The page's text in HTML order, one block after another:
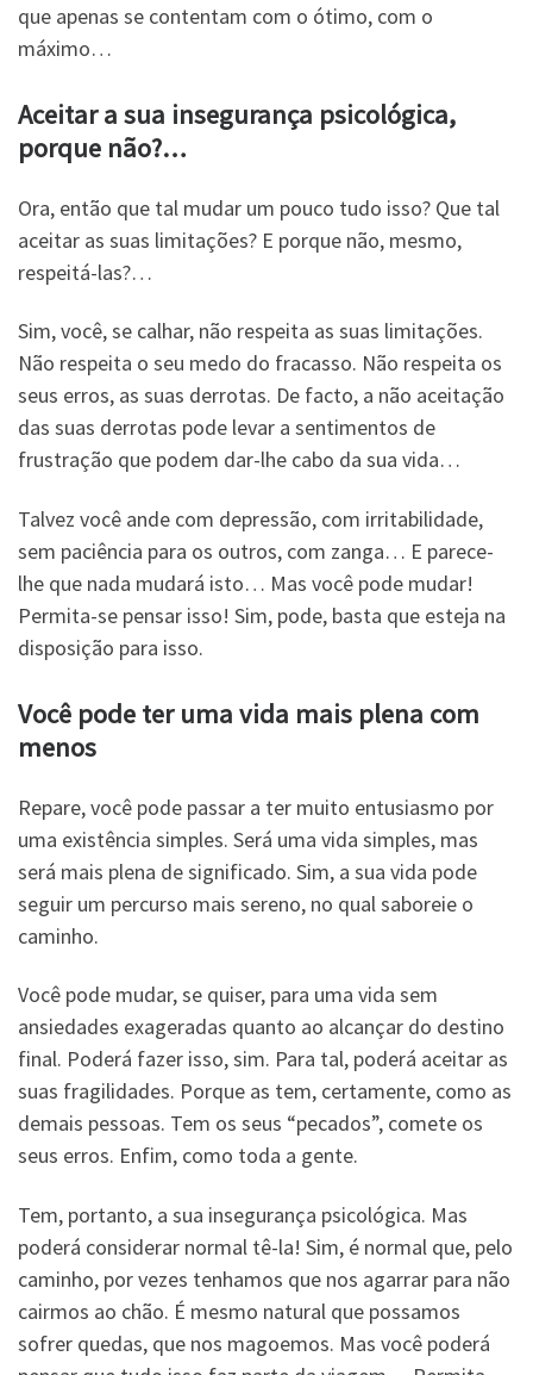
que apenas se contentam com o ótimo, com o
máximo…
Aceitar a sua insegurança psicológica,
porque não?…
Ora, então que tal mudar um pouco tudo isso? Que tal
aceitar as suas limitações? E porque não, mesmo,
respeitá-las?…
Sim, você, se calhar, não respeita as suas limitações.
Não respeita o seu medo do fracasso. Não respeita os
seus erros, as suas derrotas. De facto, a não aceitação
das suas derrotas pode levar a sentimentos de
frustração que podem dar-lhe cabo da sua vida…
Talvez você ande com depressão, com irritabilidade,
sem paciência para os outros, com zanga… E parece-
lhe que nada mudará isto… Mas você pode mudar!
Permita-se pensar isso! Sim, pode, basta que esteja na
disposição para isso.
Você pode ter uma vida mais plena com
menos
Repare, você pode passar a ter muito entusiasmo por
uma existência simples. Será uma vida simples, mas
será mais plena de significado. Sim, a sua vida pode
seguir um percurso mais sereno, no qual saboreie o
caminho.
Você pode mudar, se quiser, para uma vida sem
ansiedades exageradas quanto ao alcançar do destino
final. Poderá fazer isso, sim. Para tal, poderá aceitar as
suas fragilidades. Porque as tem, certamente, como as
demais pessoas. Tem os seus “pecados”, comete os
seus erros. Enfim, como toda a gente.
Tem, portanto, a sua insegurança psicológica. Mas
poderá considerar normal tê-la! Sim, é normal que, pelo
caminho, por vezes tenhamos que nos agarrar para não
cairmos ao chão. É mesmo natural que possamos
sofrer quedas, que nos magoemos. Mas você poderá